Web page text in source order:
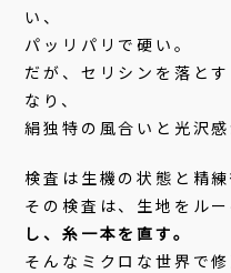
い、
パッリパリで硬い。
だが、セリシンを落と
なり、
絹独特の風合いと光沢感
検査は生機の状態と精練
その検査は、生地をルー
し、糸一本を直す。
そんなミクロな世界で修